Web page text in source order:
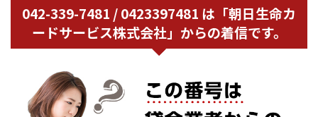
042-339-7481 / 0423397481 は「朝日生命カ
ードサービス株式会社」からの着信です。